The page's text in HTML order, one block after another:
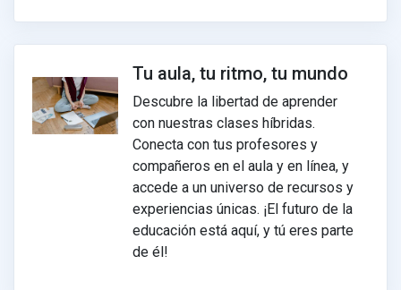
Tu aula, tu ritmo, tu mundo
Descubre la libertad de aprender
con nuestras clases híbridas.
Conecta con tus profesores y
compañeros en el aula y en línea, y
accede a un universo de recursos y
experiencias únicas. ¡El futuro de la
educación está aquí, y tú eres parte
de él!